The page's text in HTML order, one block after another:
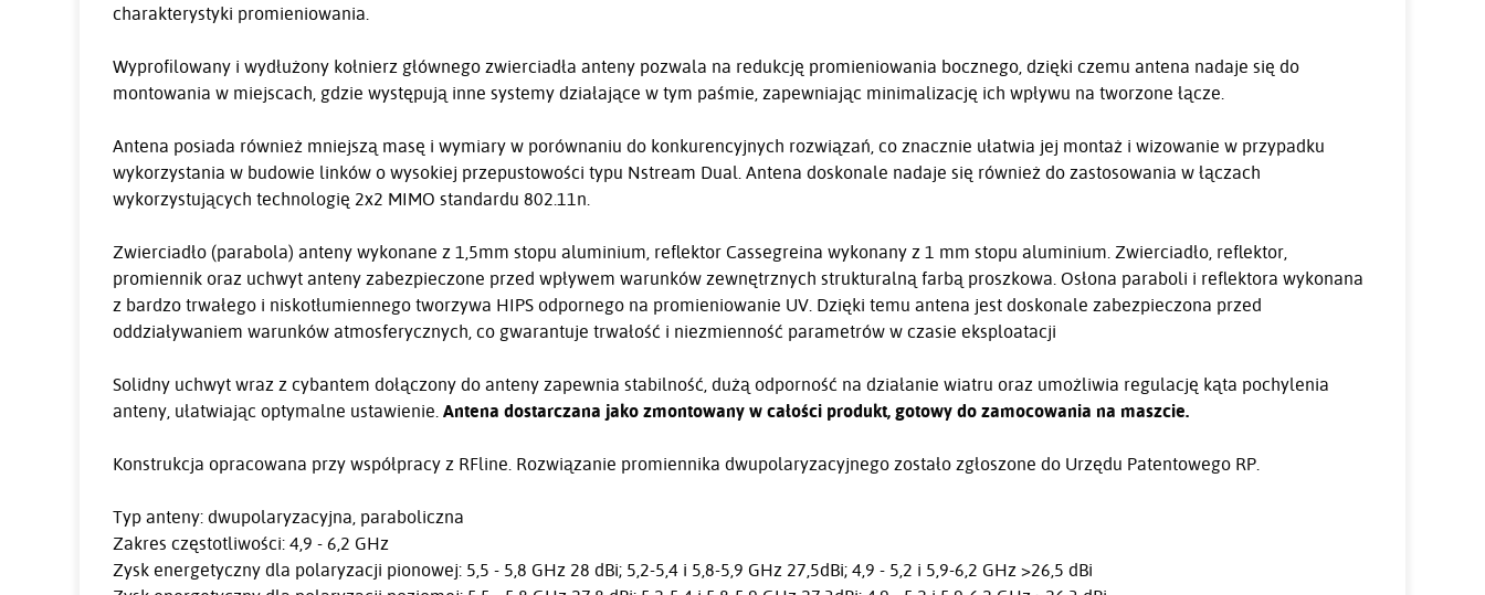
charakterystyki promieniowania.
Wyprofilowany i wydłużony kołnierz głównego zwierciadła anteny pozwala na redukcję promieniowania bocznego, dzięki czemu antena nadaje się do
montowania w miejscach, gdzie występują inne systemy działające w tym paśmie, zapewniając minimalizację ich wpływu na tworzone łącze.
Antena posiada również mniejszą masę i wymiary w porównaniu do konkurencyjnych rozwiązań, co znacznie ułatwia jej montaż i wizowanie w przypadku
wykorzystania w budowie linków o wysokiej przepustowości typu Nstream Dual. Antena doskonale nadaje się również do zastosowania w łączach
wykorzystujących technologię 2x2 MIMO standardu 802.11n.
Zwierciadło (parabola) anteny wykonane z 1,5mm stopu aluminium, reflektor Cassegreina wykonany z 1 mm stopu aluminium. Zwierciadło, reflektor,
promiennik oraz uchwyt anteny zabezpieczone przed wpływem warunków zewnętrznych strukturalną farbą proszkowa. Osłona paraboli i reflektora wykonana
z bardzo trwałego i niskotłumiennego tworzywa HIPS odpornego na promieniowanie UV. Dzięki temu antena jest doskonale zabezpieczona przed
oddziaływaniem warunków atmosferycznych, co gwarantuje trwałość i niezmienność parametrów w czasie eksploatacji
Solidny uchwyt wraz z cybantem dołączony do anteny zapewnia stabilność, dużą odporność na działanie wiatru oraz umożliwia regulację kąta pochylenia
anteny, ułatwiając optymalne ustawienie. Antena dostarczana jako zmontowany w całości produkt, gotowy do zamocowania na maszcie.
Konstrukcja opracowana przy współpracy z RFline. Rozwiązanie promiennika dwupolaryzacyjnego zostało zgłoszone do Urzędu Patentowego RP.
Typ anteny: dwupolaryzacyjna, paraboliczna
Zakres częstotliwości: 4,9 - 6,2 GHz
Zysk energetyczny dla polaryzacji pionowej: 5,5 - 5,8 GHz 28 dBi; 5,2-5,4 i 5,8-5,9 GHz 27,5dBi; 4,9 - 5,2 i 5,9-6,2 GHz >26,5 dBi